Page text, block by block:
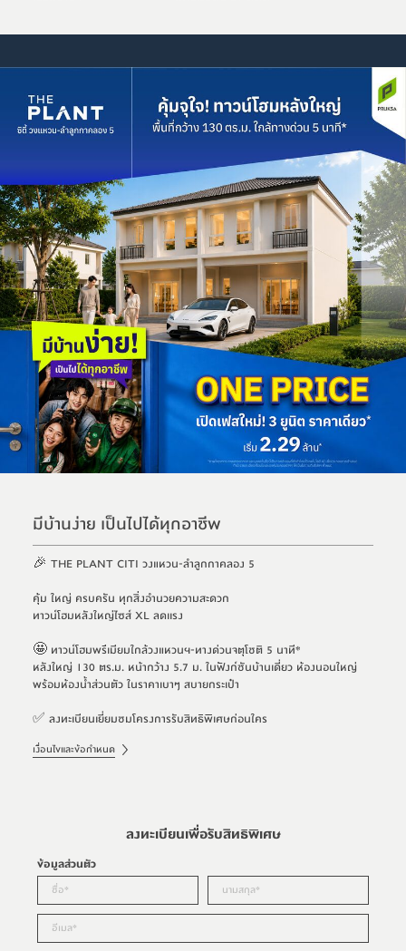
มีบ้านง่าย เป็นไปได้ทุกอาชีพ
🎉 THE PLANT CITI วงแหวน-ลำลูกกาคลอง 5
คุ้ม ใหญ่ ครบครัน ทุกสิ่งอำนวยความสะดวก
ทาวน์โฮมหลังใหญ่ไซส์ XL ลดเเรง
🤩 ทาวน์โฮมพรีเมียมใกล้วงแหวนฯ-ทางด่วนจตุโชติ 5 นาที*
หลังใหญ่ 130 ตร.ม. หน้ากว้าง 5.7 ม. ในฟังก์ชันบ้านเดี่ยว ห้องนอนใหญ่
พร้อมห้องน้ำส่วนตัว ในราคาเบาๆ สบายกระเป๋า
✅ ลงทะเบียนเยี่ยมชมโครงการรับสิทธิพิเศษก่อนใคร
เงื่อนไขและข้อกำหนด
ลงทะเบียนเพื่อรับสิทธิพิเศษ
ข้อมูลส่วนตัว